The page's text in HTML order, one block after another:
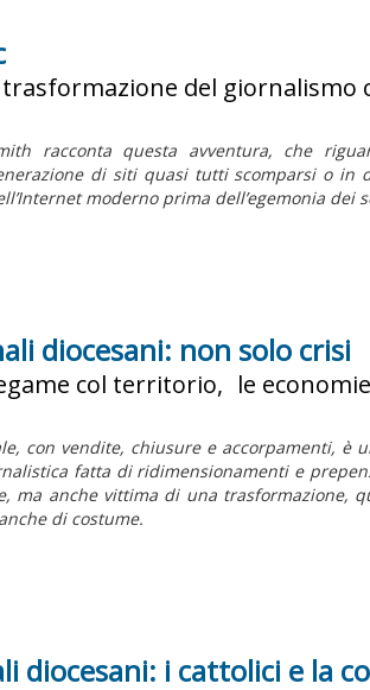
trasformazione del
racconta questa avventura, che
di siti quasi tutti scomparsi o in
moderno prima dell’egemonia dei
diocesani: non solo crisi
col territorio, le
con vendite, chiusure e accorpamenti,
fatta di ridimensionamenti e
ma anche vittima di una trasformazione,
di costume.
diocesani: i cattolici e la